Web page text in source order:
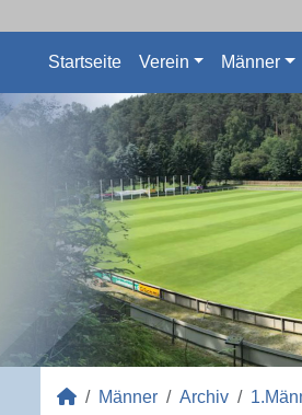
Startseite Verein Männer
Männer Archiv